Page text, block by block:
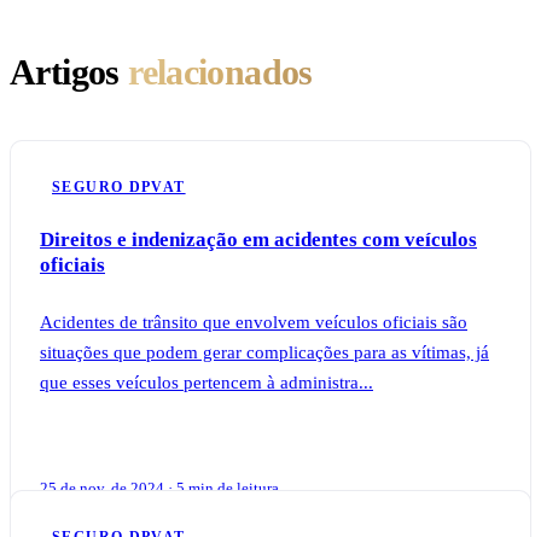
Artigos relacionados
SEGURO DPVAT
Direitos e indenização em acidentes com veículos
oficiais
Acidentes de trânsito que envolvem veículos oficiais são
situações que podem gerar complicações para as vítimas, já
que esses veículos pertencem à administra...
25 de nov. de 2024 · 5 min de leitura